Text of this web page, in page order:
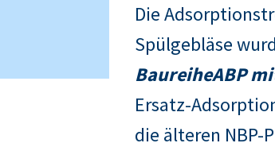
Die
Spülgebläse
BaureiheABP
Ersatz-
die älteren NBP-